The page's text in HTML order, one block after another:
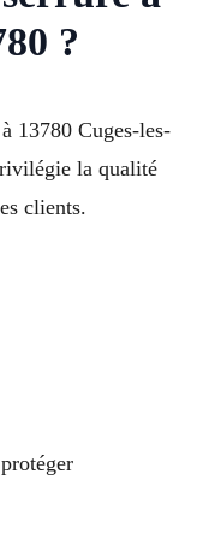
?
13780 Cuges-les-
la qualité
clients.